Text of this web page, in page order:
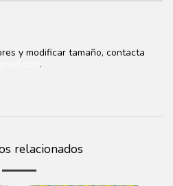
y modificar tamaño, contacta
.
relacionados